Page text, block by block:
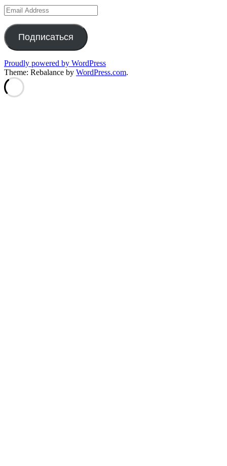
Email
Address
Подписаться
Proudly powered by WordPress
Theme: Rebalance by WordPress.com.